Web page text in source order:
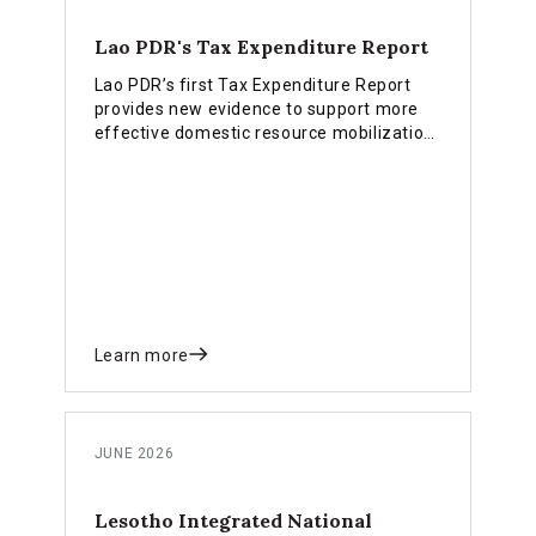
Lao PDR's Tax Expenditure Report
Lao PDR’s first Tax Expenditure Report
provides new evidence to support more
effective domestic resource mobilization
Learn more
JUNE 2026
Lesotho Integrated National